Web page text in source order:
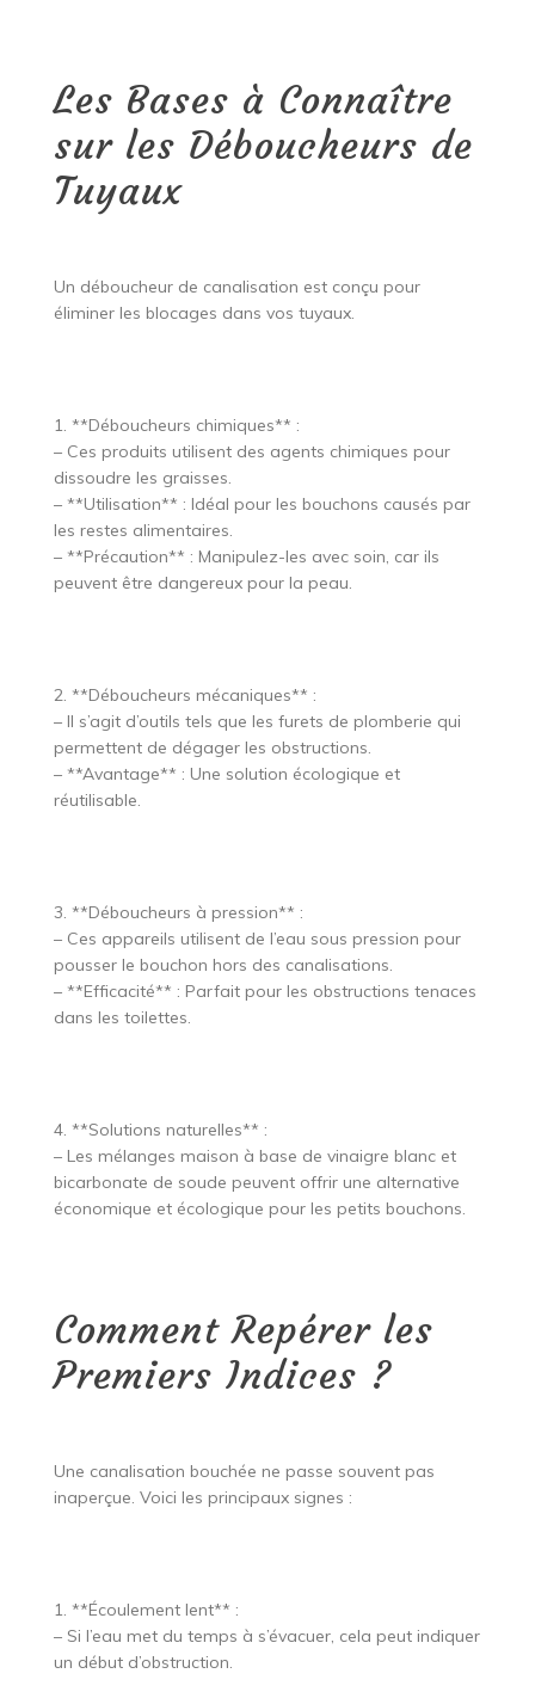
Les Bases à Connaître
sur les Déboucheurs de
Tuyaux
Un déboucheur de canalisation est conçu pour
éliminer les blocages dans vos tuyaux.
1. **Déboucheurs chimiques** :
– Ces produits utilisent des agents chimiques pour
dissoudre les graisses.
– **Utilisation** : Idéal pour les bouchons causés par
les restes alimentaires.
– **Précaution** : Manipulez-les avec soin, car ils
peuvent être dangereux pour la peau.
2. **Déboucheurs mécaniques** :
– Il s’agit d’outils tels que les furets de plomberie qui
permettent de dégager les obstructions.
– **Avantage** : Une solution écologique et
réutilisable.
3. **Déboucheurs à pression** :
– Ces appareils utilisent de l’eau sous pression pour
pousser le bouchon hors des canalisations.
– **Efficacité** : Parfait pour les obstructions tenaces
dans les toilettes.
4. **Solutions naturelles** :
– Les mélanges maison à base de vinaigre blanc et
bicarbonate de soude peuvent offrir une alternative
économique et écologique pour les petits bouchons.
Comment Repérer les
Premiers Indices ?
Une canalisation bouchée ne passe souvent pas
inaperçue. Voici les principaux signes :
1. **Écoulement lent** :
– Si l’eau met du temps à s’évacuer, cela peut indiquer
un début d’obstruction.